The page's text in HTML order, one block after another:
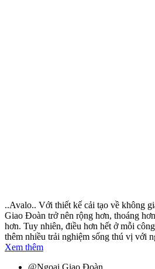
..Avalo.. Với thiết kế cải tạo về không
Giao Đoàn trở nên rộng hơn, thoáng
hơn. Tuy nhiên, điều hơn hết ở mỗi
thêm nhiều trải nghiệm sống thú vị với
Xem thêm